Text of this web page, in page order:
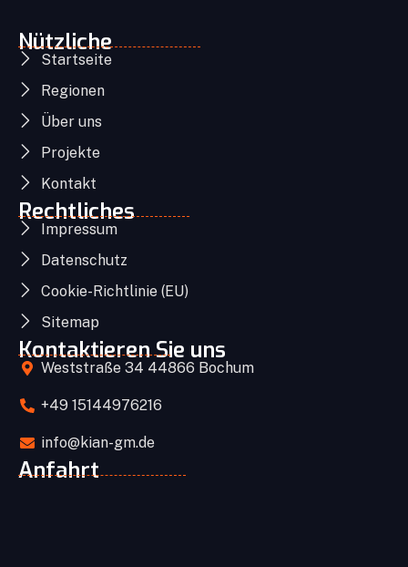
Nützliche
Startseite
Regionen
Über uns
Projekte
Kontakt
Rechtliches
Impressum
Datenschutz
Cookie-Richtlinie (EU)
Sitemap
Kontaktieren Sie uns
Weststraße 34 44866 Bochum
+49 15144976216
info@kian-gm.de
Anfahrt